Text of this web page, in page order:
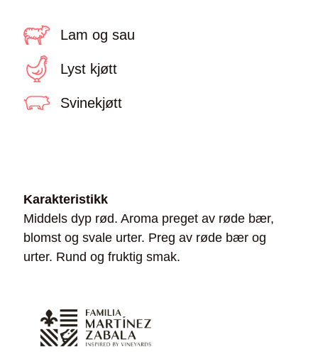
Lam og sau
Lyst kjøtt
Svinekjøtt
Karakteristikk
Middels dyp rød. Aroma preget av røde bær,
blomst og svale urter. Preg av røde bær og
urter. Rund og fruktig smak.